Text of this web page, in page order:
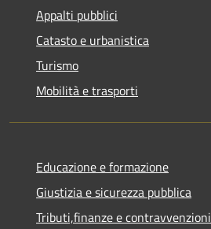
Appalti pubblici
Catasto e urbanistica
Turismo
Mobilità e trasporti
Educazione e formazione
Giustizia e sicurezza pubblica
Tributi,finanze e contravvenzioni